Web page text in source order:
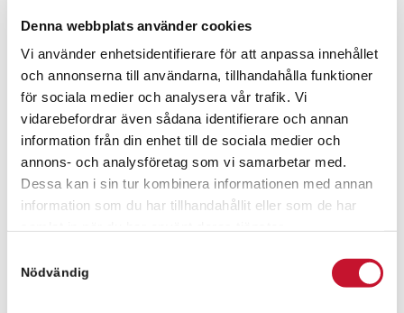
Denna webbplats använder cookies
Vi använder enhetsidentifierare för att anpassa innehållet
och annonserna till användarna, tillhandahålla funktioner
för sociala medier och analysera vår trafik. Vi
vidarebefordrar även sådana identifierare och annan
information från din enhet till de sociala medier och
annons- och analysföretag som vi samarbetar med.
Dessa kan i sin tur kombinera informationen med annan
information som du har tillhandahållit eller som de har
Nödvändig
+46 731 401040
Meddelande